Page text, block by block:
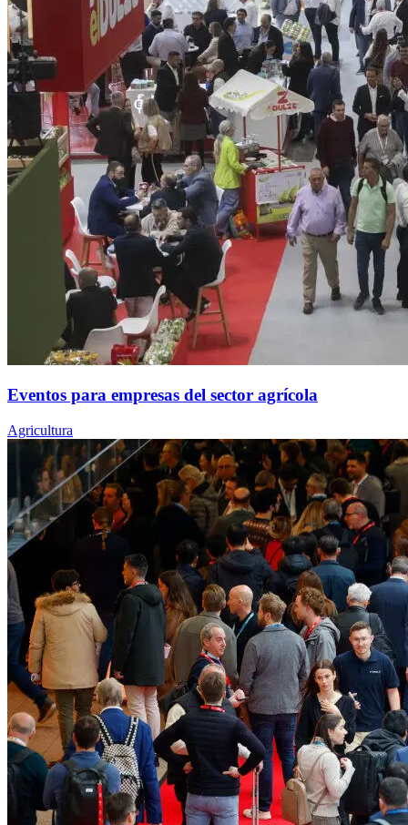
Eventos para empresas del sector agrícola
Agricultura